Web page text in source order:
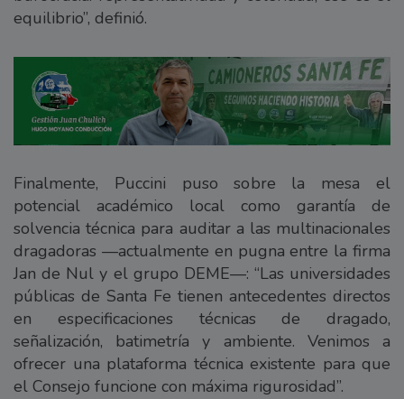
equilibrio”, definió.
Finalmente, Puccini puso sobre la mesa el
potencial académico local como garantía de
solvencia técnica para auditar a las multinacionales
dragadoras —actualmente en pugna entre la firma
Jan de Nul y el grupo DEME—: “Las universidades
públicas de Santa Fe tienen antecedentes directos
en especificaciones técnicas de dragado,
señalización, batimetría y ambiente. Venimos a
ofrecer una plataforma técnica existente para que
el Consejo funcione con máxima rigurosidad”.